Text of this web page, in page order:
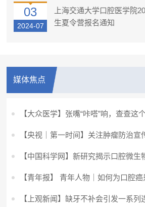
03
2024-07
上海交通大学口腔医学院
生夏令营报名通知
媒体焦点